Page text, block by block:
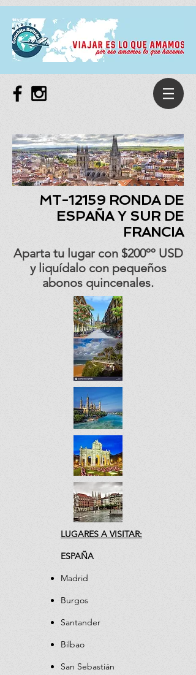
MT-12159 RONDA DE
ESPAÑA Y SUR DE
FRANCIA
Aparta tu lugar con $200ºº USD
y liquídalo con pequeños
abonos quincenales.
LUGARES A VISITAR:
ESPAÑA
Madrid
Burgos
Santander
Bilbao
San Sebastián